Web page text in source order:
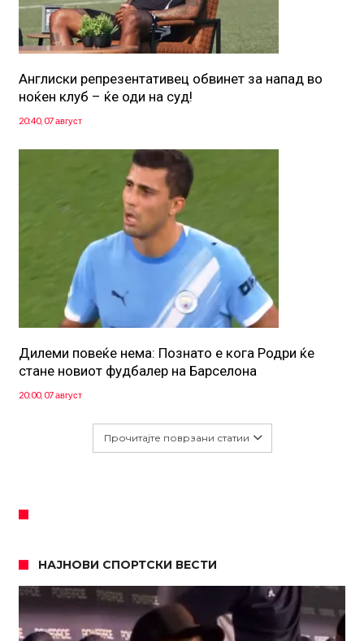
Англиски репрезентативец обвинет за напад во
ноќен клуб – ќе оди на суд!
20:40, 07 август
Дилеми повеќе нема: Познато е кога Родри ќе
стане новиот фудбалер на Барселона
20:00, 07 август
Прочитајте поврзани статии
НАЈНОВИ СПОРТСКИ ВЕСТИ